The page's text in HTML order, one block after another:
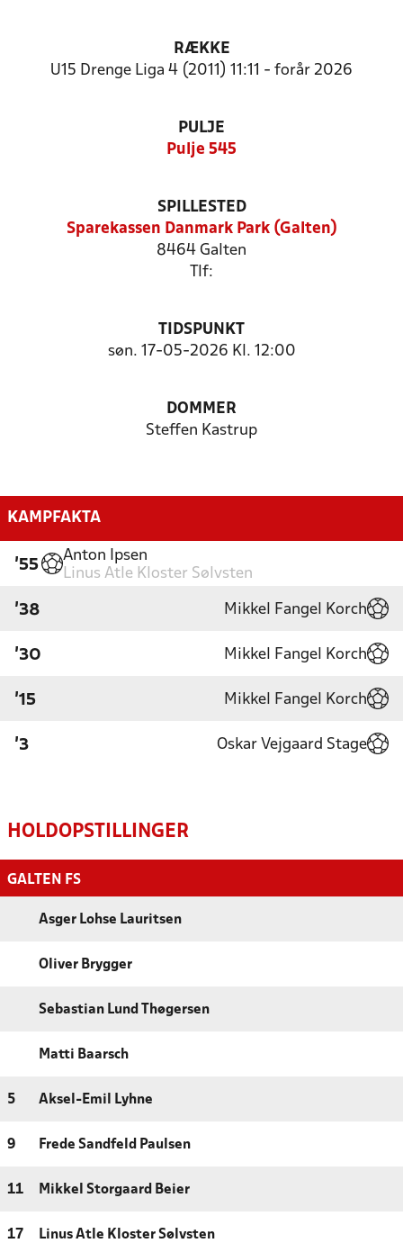
RÆKKE
U15 Drenge Liga 4 (2011) 11:11 - forår 2026
PULJE
Pulje 545
SPILLESTED
Sparekassen Danmark Park (Galten)
8464 Galten
Tlf:
TIDSPUNKT
søn. 17-05-2026 Kl. 12:00
DOMMER
Steffen Kastrup
KAMPFAKTA
'55
Anton Ipsen
Linus Atle Kloster Sølvsten
'38 Mikkel Fangel Korch
'30 Mikkel Fangel Korch
'15 Mikkel Fangel Korch
'3 Oskar Vejgaard Stage
HOLDOPSTILLINGER
GALTEN FS
Asger Lohse Lauritsen
Oliver Brygger
Sebastian Lund Thøgersen
Matti Baarsch
5 Aksel-Emil Lyhne
9 Frede Sandfeld Paulsen
11 Mikkel Storgaard Beier
17 Linus Atle Kloster Sølvsten